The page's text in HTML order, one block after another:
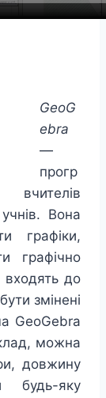
GeoG
ebra
—
прогр
Вона
графіки,
графічно
входять до
змінені
GeoGebra
можна
довжину
будь-яку